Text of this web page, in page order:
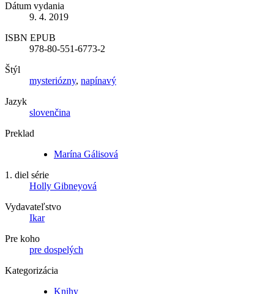
Dátum vydania
9. 4. 2019
ISBN EPUB
978-80-551-6773-2
Štýl
mysteriózny, napínavý
Jazyk
slovenčina
Preklad
Marína Gálisová
1. diel série
Holly Gibneyová
Vydavateľstvo
Ikar
Pre koho
pre dospelých
Kategorizácia
Knihy